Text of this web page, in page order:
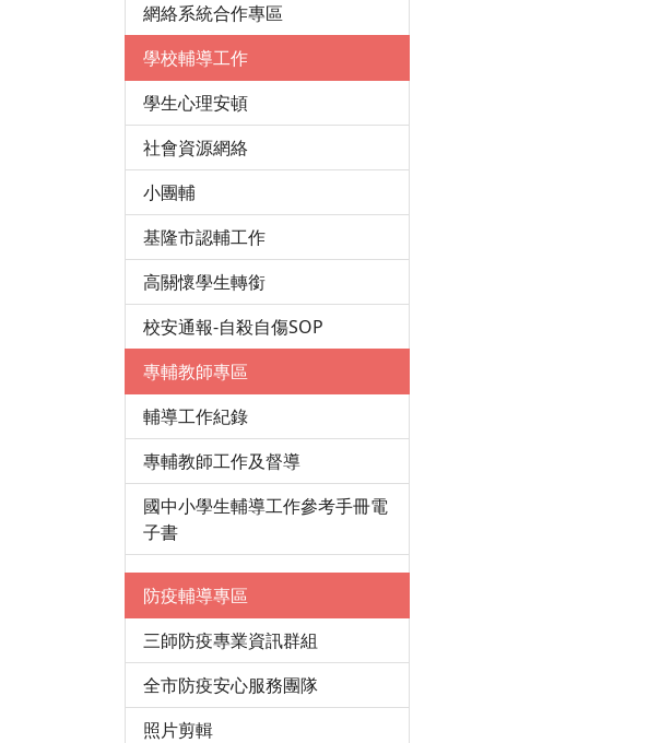
網絡系統合作專區
學校輔導工作
學生心理安頓
社會資源網絡
小團輔
基隆市認輔工作
高關懷學生轉銜
校安通報-自殺自傷SOP
專輔教師專區
輔導工作紀錄
專輔教師工作及督導
國中小學生輔導工作參考手冊電
子書
防疫輔導專區
三師防疫專業資訊群組
全市防疫安心服務團隊
照片剪輯